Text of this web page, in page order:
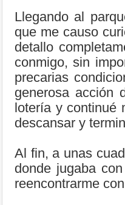
Llegando al
que me causo
detallo
conmigo, sin
precarias
generosa acción
lotería y continué
descansar y
Al fin, a unas
donde jugaba
reencontrarme